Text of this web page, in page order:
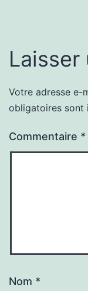
Laisser
Votre adresse e-
obligatoires sont
Commentaire *
Nom *